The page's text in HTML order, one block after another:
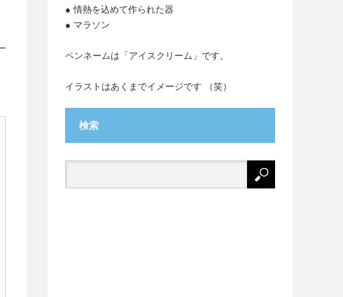
● 情熱を込めて作られた器
● マラソン
ペンネームは「アイスクリーム」です。
イラストはあくまでイメージです （笑）
検索